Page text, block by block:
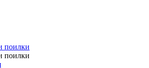
поилки
поилки